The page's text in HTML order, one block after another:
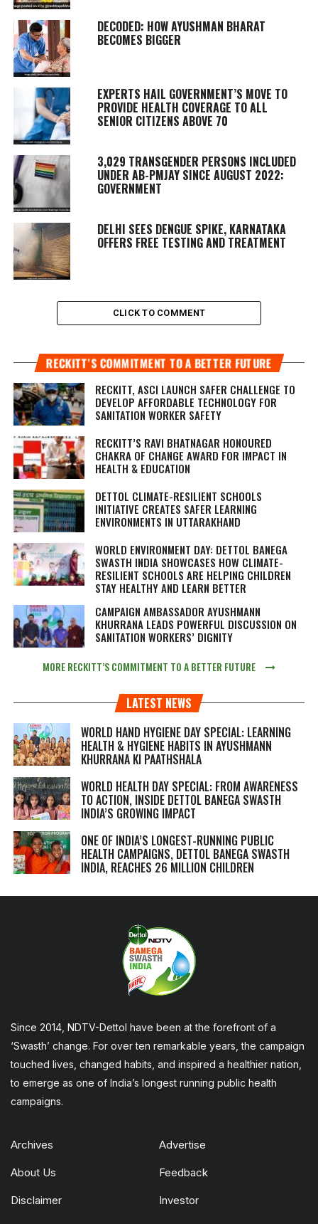
DECODED: HOW AYUSHMAN BHARAT
BECOMES BIGGER
EXPERTS HAIL GOVERNMENT’S MOVE TO
PROVIDE HEALTH COVERAGE TO ALL
SENIOR CITIZENS ABOVE 70
3,029 TRANSGENDER PERSONS INCLUDED
UNDER AB-PMJAY SINCE AUGUST 2022:
GOVERNMENT
DELHI SEES DENGUE SPIKE, KARNATAKA
OFFERS FREE TESTING AND TREATMENT
CLICK TO COMMENT
RECKITT’S COMMITMENT TO A BETTER FUTURE
RECKITT, ASCI LAUNCH SAFER CHALLENGE TO
DEVELOP AFFORDABLE TECHNOLOGY FOR
SANITATION WORKER SAFETY
RECKITT’S RAVI BHATNAGAR HONOURED
CHAKRA OF CHANGE AWARD FOR IMPACT IN
HEALTH & EDUCATION
DETTOL CLIMATE-RESILIENT SCHOOLS
INITIATIVE CREATES SAFER LEARNING
ENVIRONMENTS IN UTTARAKHAND
WORLD ENVIRONMENT DAY: DETTOL BANEGA
SWASTH INDIA SHOWCASES HOW CLIMATE-
RESILIENT SCHOOLS ARE HELPING CHILDREN
STAY HEALTHY AND LEARN BETTER
CAMPAIGN AMBASSADOR AYUSHMANN
KHURRANA LEADS POWERFUL DISCUSSION ON
SANITATION WORKERS’ DIGNITY
MORE RECKITT’S COMMITMENT TO A BETTER FUTURE
LATEST NEWS
WORLD HAND HYGIENE DAY SPECIAL: LEARNING
HEALTH & HYGIENE HABITS IN AYUSHMANN
KHURRANA KI PAATHSHALA
WORLD HEALTH DAY SPECIAL: FROM AWARENESS
TO ACTION, INSIDE DETTOL BANEGA SWASTH
INDIA’S GROWING IMPACT
ONE OF INDIA’S LONGEST-RUNNING PUBLIC
HEALTH CAMPAIGNS, DETTOL BANEGA SWASTH
INDIA, REACHES 26 MILLION CHILDREN
Since 2014, NDTV-Dettol have been at the forefront of a
‘Swasth’ change. For over ten remarkable years, the campaign
touched lives, changed habits, and inspired a healthier nation,
to emerge as one of India’s longest running public health
campaigns.
Archives Advertise
About Us Feedback
Disclaimer Investor